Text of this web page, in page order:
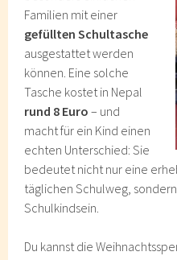
Familien mit einer
gefüllten Schultasche
ausgestattet werden
können. Eine solche
Tasche kostet in Nepal
rund 8 Euro – und
macht für ein Kind einen
echten Unterschied: Sie
bedeutet nicht nur eine
täglichen Schulweg,
Schulkindsein.
Du kannst die